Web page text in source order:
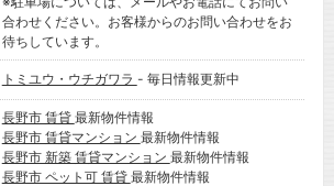
合わせください。お客様からのお問い合わせをお
待ちしています。
トミユウ・ウチガワラ - 毎日情報更新中
長野市 賃貸 最新物件情報
長野市 賃貸マンション 最新物件情報
長野市 新築 賃貸マンション 最新物件情報
長野市 ペット可 賃貸 最新物件情報